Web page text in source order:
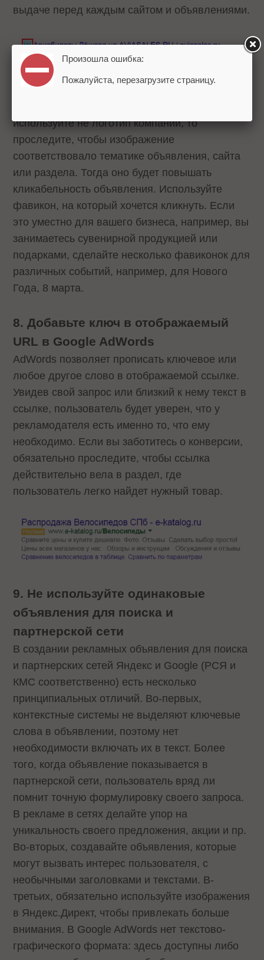
выдаче перед каждым сайтом и объявлениями.
используйте не логотип компании, то
проследите, чтобы изображение
соответствовало тематике объявления, сайта
или раздела. Тогда оно будет повышать
кликабельность объявления. Используйте
фавикон, на который хочется кликнуть. Если
это уместно для вашего бизнеса, например, вы
занимаетесь сувенирной продукцией или
подарками, сделайте несколько фавиконок для
различных событий, например, для Нового
Года, 8 марта.
8. Добавьте ключ в отображаемый
URL в Google AdWords
AdWords позволяет прописать ключевое или
любое другое слово в отображаемой ссылке.
Увидев свой запрос или близкий к нему текст в
ссылке, пользователь будет уверен, что у
рекламодателя есть именно то, что ему
необходимо. Если вы заботитесь о конверсии,
обязательно проследите, чтобы ссылка
действительно вела в раздел, где
пользователь легко найдет нужный товар.
9. Не используйте одинаковые
объявления для поиска и
партнерской сети
В создании рекламных объявления для поиска
и партнерских сетей Яндекс и Google (РСЯ и
КМС соответственно) есть несколько
принципиальных отличий. Во-первых,
контекстные системы не выделяют ключевые
слова в объявлении, поэтому нет
необходимости включать их в текст. Более
того, когда объявление показывается в
партнерской сети, пользователь вряд ли
помнит точную формулировку своего запроса.
В рекламе в сетях делайте упор на
уникальность своего предложения, акции и пр.
Во-вторых, создавайте объявления, которые
могут вызвать интерес пользователя, с
необычными заголовками и текстами. В-
третьих, обязательно используйте изображения
в Яндекс.Директ, чтобы привлекать больше
внимания. В Google AdWords нет текстово-
графического формата: здесь доступны либо
Произошла ошибка:
Пожалуйста, перезагрузите страницу.